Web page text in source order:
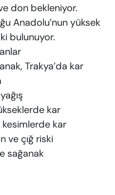
don bekleniyor.
Anadolu’nun yüksek
bulunuyor.
Trakya’da kar
kar
kesimlerde kar
ve çığ riski
sağanak